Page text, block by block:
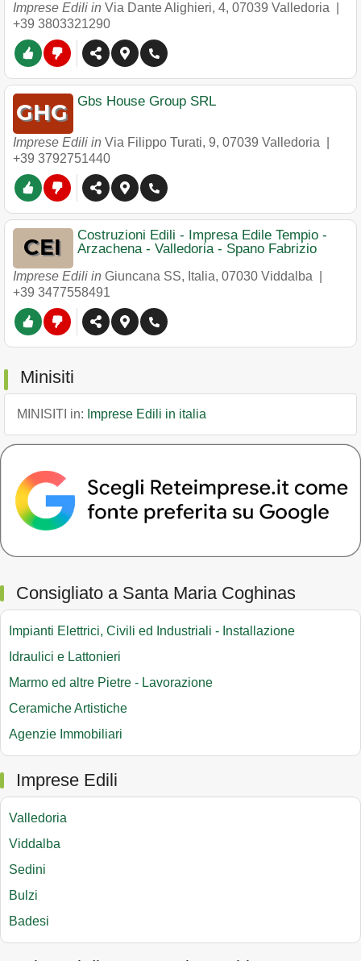
Imprese Edili in Via Dante Alighieri, 4, 07039 Valledoria
+39 3803321290
Gbs House Group SRL
Imprese Edili in Via Filippo Turati, 9, 07039 Valledoria
+39 3792751440
Costruzioni Edili - Impresa Edile Tempio -
Arzachena - Valledoria - Spano Fabrizio
Imprese Edili in Giuncana SS, Italia, 07030 Viddalba
+39 3477558491
Minisiti
MINISITI in: Imprese Edili in italia
Consigliato a Santa Maria Coghinas
Impianti Elettrici, Civili ed Industriali - Installazione
Idraulici e Lattonieri
Marmo ed altre Pietre - Lavorazione
Ceramiche Artistiche
Agenzie Immobiliari
Imprese Edili
Valledoria
Viddalba
Sedini
Bulzi
Badesi